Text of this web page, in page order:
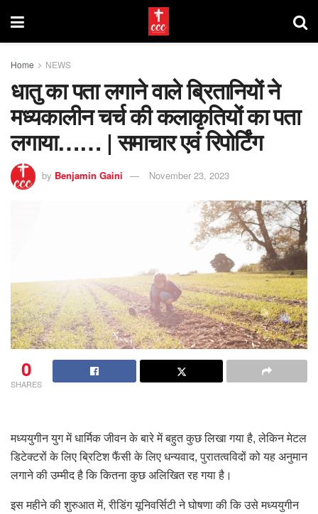
Home NEWS
धातु का पता लगाने वाले ब्रितानियों ने
मध्यकालीन चर्च की कलाकृतियों का पता
लगाया…… | समाचार एवं रिपोर्टिंग
by Benjamin Gaini November 23, 2023
0
SHARES
मध्ययुगीन युग में धार्मिक जीवन के बारे में बहुत कुछ लिखा गया है, लेकिन मेटल
डिटेक्टरों के लिए ब्रिटिश फैंसी के लिए धन्यवाद, पुरातत्वविदों को यह अनुमान
लगाने की उम्मीद है कि कितना कुछ अलिखित रह गया है।
इस महीने की शुरुआत में, रीडिंग यूनिवर्सिटी ने घोषणा की कि उसे मध्ययुगीन